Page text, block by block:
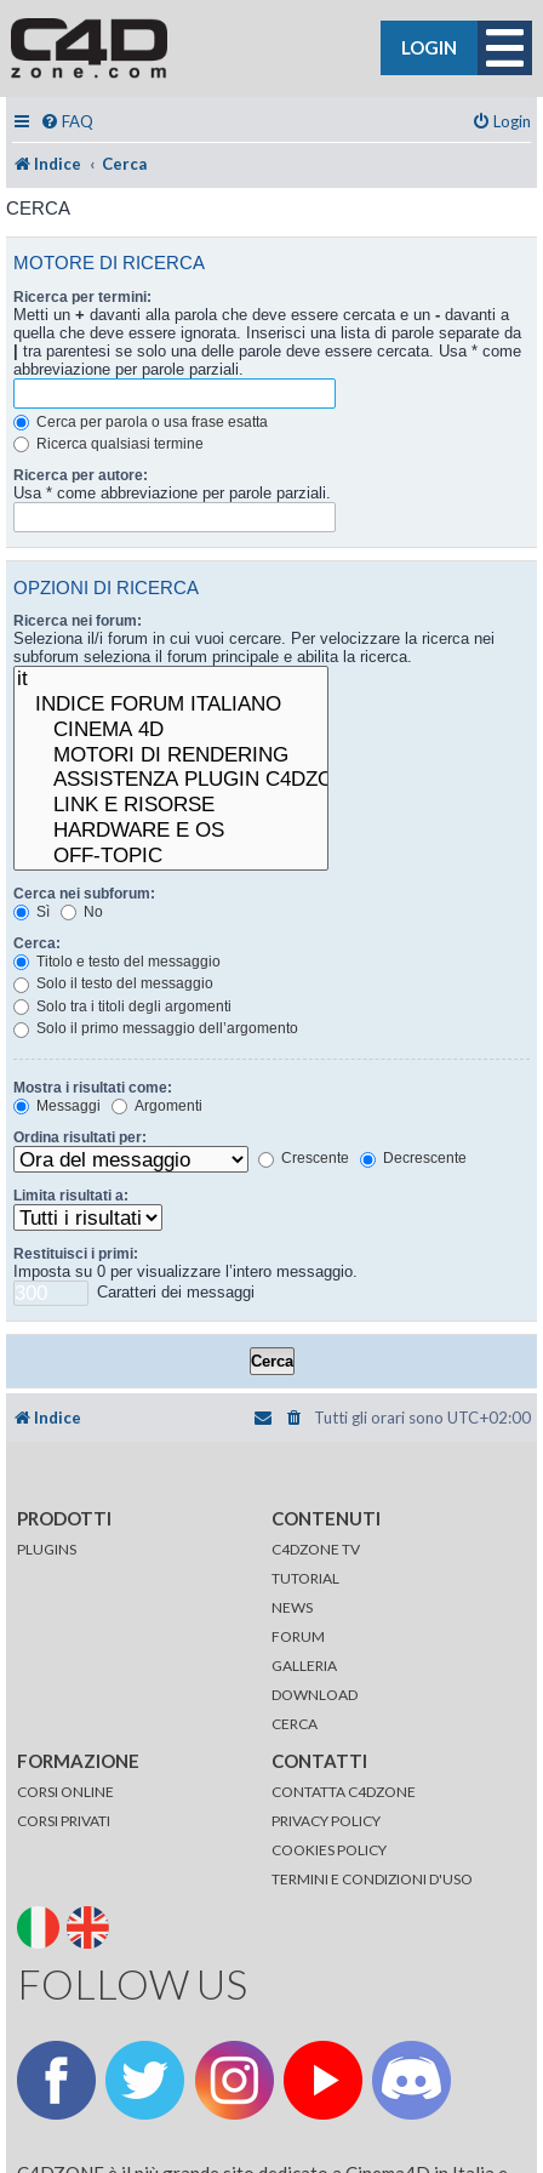
LOGIN
FAQ Login
Indice Cerca
CERCA
MOTORE DI RICERCA
Ricerca per termini:
Metti un + davanti alla parola che deve essere cercata e un - davanti a
quella che deve essere ignorata. Inserisci una lista di parole separate da
| tra parentesi se solo una delle parole deve essere cercata. Usa * come
abbreviazione per parole parziali.
Cerca per parola o usa frase esatta
Ricerca qualsiasi termine
Ricerca per autore:
Usa * come abbreviazione per parole parziali.
OPZIONI DI RICERCA
Ricerca nei forum:
Seleziona il/i forum in cui vuoi cercare. Per velocizzare la ricerca nei
subforum seleziona il forum principale e abilita la ricerca.
Cerca nei subforum:
Sì
No
Cerca:
Titolo e testo del messaggio
Solo il testo del messaggio
Solo tra i titoli degli argomenti
Solo il primo messaggio dell’argomento
Mostra i risultati come:
Messaggi
Argomenti
Ordina risultati per:
Crescente
Decrescente
Limita risultati a:
Restituisci i primi:
Imposta su 0 per visualizzare l’intero messaggio.
Caratteri dei messaggi
Indice Tutti gli orari sono UTC+02:00
PRODOTTI
PLUGINS
CONTENUTI
C4DZONE TV
TUTORIAL
NEWS
FORUM
GALLERIA
DOWNLOAD
CERCA
FORMAZIONE
CORSI ONLINE
CORSI PRIVATI
CONTATTI
CONTATTA C4DZONE
PRIVACY POLICY
COOKIES POLICY
TERMINI E CONDIZIONI D'USO
FOLLOW US